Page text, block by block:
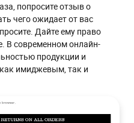
попросите отзыв о
чего ожидает от вас
Дайте ему право
В современном онлайн-
продукции и
имиджевым, так и